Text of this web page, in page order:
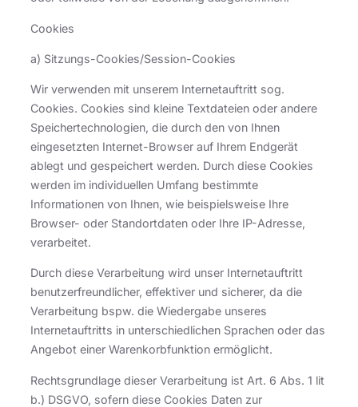
Cookies
a) Sitzungs-Cookies/Session-Cookies
Wir verwenden mit unserem Internetauftritt sog.
Cookies. Cookies sind kleine Textdateien oder andere
Speichertechnologien, die durch den von Ihnen
eingesetzten Internet-Browser auf Ihrem Endgerät
ablegt und gespeichert werden. Durch diese Cookies
werden im individuellen Umfang bestimmte
Informationen von Ihnen, wie beispielsweise Ihre
Browser- oder Standortdaten oder Ihre IP-Adresse,
verarbeitet.
Durch diese Verarbeitung wird unser Internetauftritt
benutzerfreundlicher, effektiver und sicherer, da die
Verarbeitung bspw. die Wiedergabe unseres
Internetauftritts in unterschiedlichen Sprachen oder das
Angebot einer Warenkorbfunktion ermöglicht.
Rechtsgrundlage dieser Verarbeitung ist Art. 6 Abs. 1 lit
b.) DSGVO, sofern diese Cookies Daten zur